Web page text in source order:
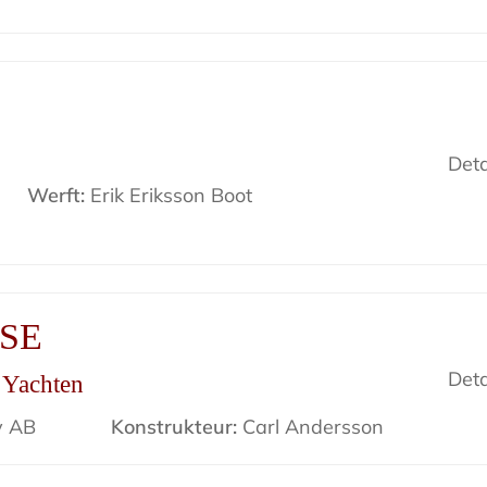
Werft:Erik Eriksson Boot
AB Konstrukteur:Carl Andersson